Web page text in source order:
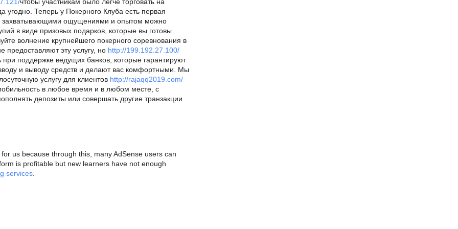
угодно. Теперь у Покерного Клуба есть первая
захватывающими ощущениями и опытом можно
в виде призовых подарков, которые вы готовы
волнение крупнейшего покерного соревнования в
предоставляют эту услугу, но http://199.192.27.100/
поддержке ведущих банков, которые гарантируют
и выводу средств и делают вас комфортными. Мы
услугу для клиентов http://rajaqq2019.com/
в любое время и в любом месте, с
депозиты или совершать другие транзакции
us because through this, many AdSense users can
is profitable but new learners have not enough
services